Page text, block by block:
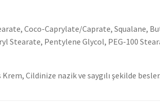
Coco-Caprylate/Caprate, Squalane,
Stearate, Pentylene Glycol, PEG-100
Cildinize nazik ve saygılı şekilde